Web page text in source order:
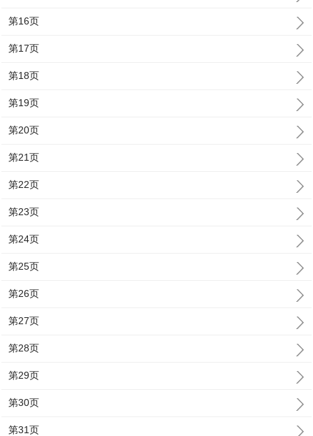
第16页
第17页
第18页
第19页
第20页
第21页
第22页
第23页
第24页
第25页
第26页
第27页
第28页
第29页
第30页
第31页